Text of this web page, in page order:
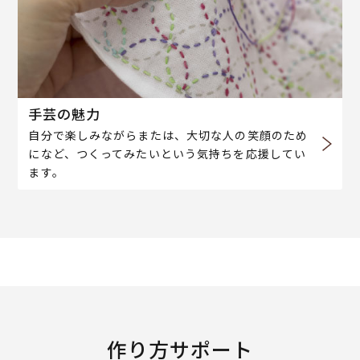
手芸の魅力
自分で楽しみながらまたは、大切な人の笑顔のため
になど、つくってみたいという気持ちを応援してい
ます。
作り方サポート